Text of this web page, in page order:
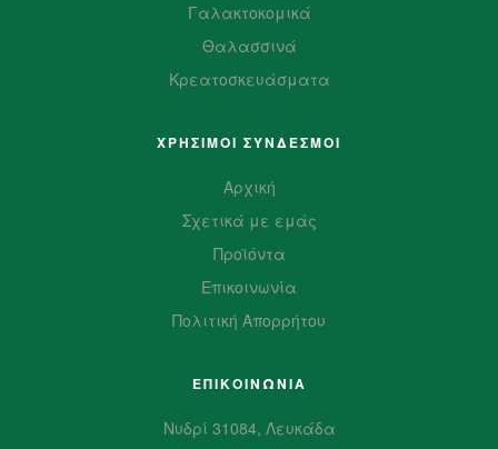
Γαλακτοκομικά
Θαλασσινά
Κρεατοσκευάσματα
ΧΡΗΣΙΜΟΙ ΣΥΝΔΕΣΜΟΙ
Αρχική
Σχετικά με εμάς
Προϊόντα
Επικοινωνία
Πολιτική Απορρήτου
ΕΠΙΚΟΙΝΩΝΙΑ
Νυδρί 31084, Λευκάδα